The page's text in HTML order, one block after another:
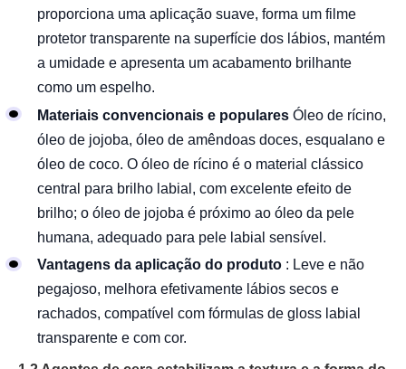
proporciona uma aplicação suave, forma um filme
protetor transparente na superfície dos lábios, mantém
a umidade e apresenta um acabamento brilhante
como um espelho.
Materiais convencionais e populares Óleo de rícino,
óleo de jojoba, óleo de amêndoas doces, esqualano e
óleo de coco. O óleo de rícino é o material clássico
central para brilho labial, com excelente efeito de
brilho; o óleo de jojoba é próximo ao óleo da pele
humana, adequado para pele labial sensível.
Vantagens da aplicação do produto : Leve e não
pegajoso, melhora efetivamente lábios secos e
rachados, compatível com fórmulas de gloss labial
transparente e com cor.